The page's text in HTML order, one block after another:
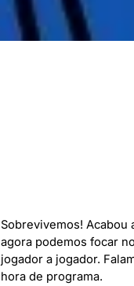
Sobrevivemos! Acabou
agora podemos focar
jogador a jogador.
hora de programa.